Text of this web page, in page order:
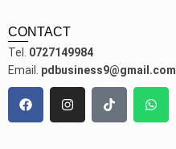
CONTACT
Tel. 0727149984
Email. pdbusiness9@gmail.com